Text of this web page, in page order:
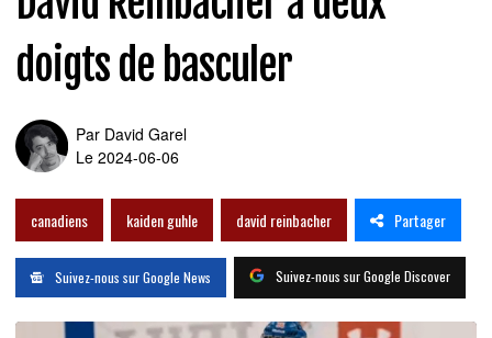
doigts de basculer
Par David Garel
Le 2024-06-06
canadiens kaiden guhle david reinbacher Partager
Suivez-nous sur Google News Suivez-nous sur Google Discover